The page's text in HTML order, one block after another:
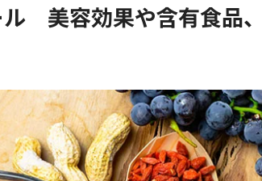
ル 美容効果や含有食品